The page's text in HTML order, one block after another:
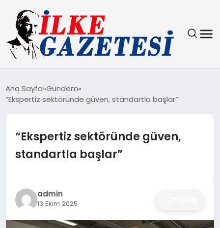
TEKNOLOJI
SPOR
SAĞLIK
EKONOMI
Ana Sayfa Gündem
“Ekspertiz sektöründe güven, standartla başlar”
“Ekspertiz sektöründe güven,
standartla başlar”
admin
13 Ekim 2025